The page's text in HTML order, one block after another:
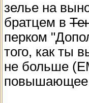
зелье на
братцем в
перком
того, как ты
не больше
повышающее